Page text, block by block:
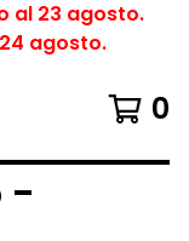
al 23 agosto.
agosto.
0
-